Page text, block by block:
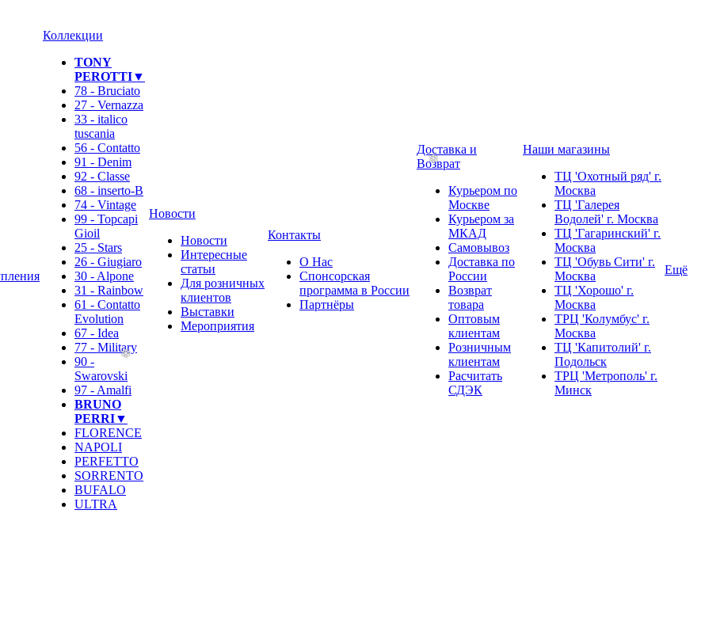
Коллекции
TONY
PEROTTI▼
78 - Bruciato
27 - Vernazza
33 - italico
tuscania
56 - Contatto
91 - Denim
92 - Classe
68 - inserto-B
74 - Vintage
99 - Topcapi
Gioil
25 - Stars
26 - Giugiaro
30 - Alpone
31 - Rainbow
61 - Contatto
Evolution
67 - Idea
77 - Military
90 -
Swarovski
97 - Amalfi
BRUNO
PERRI▼
FLORENCE
NAPOLI
PERFETTO
SORRENTO
BUFALO
ULTRA
Новости
Новости
Интересные
статьи
Для розничных
клиентов
Выставки
Мероприятия
Контакты
О Нас
Спонсорская
программа в России
Партнёры
Доставка и
Возврат
Курьером по
Москве
Курьером за
МКАД
Самовывоз
Доставка по
России
Возврат
товара
Оптовым
клиентам
Розничным
клиентам
Расчитать
СДЭК
Наши магазины
ТЦ 'Охотный ряд' г.
Москва
ТЦ 'Галерея
Водолей' г. Москва
ТЦ 'Гагаринский' г.
Москва
ТЦ 'Обувь Сити' г.
Москва
ТЦ 'Хорошо' г.
Москва
ТРЦ 'Колумбус' г.
Москва
ТЦ 'Капитолий' г.
Подольск
ТРЦ 'Метрополь' г.
Минск
Ещё